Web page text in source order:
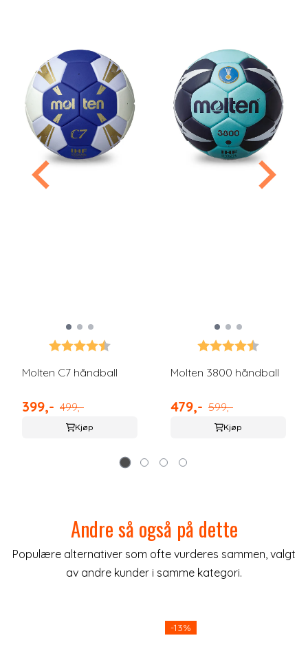
Karakter:
Molten C7 håndball
399,- 499,-
Kjøp
Karakter:
Molten 3800 håndball
479,- 599,-
Kjøp
Andre så også på dette
Populære alternativer som ofte vurderes sammen, valgt
av andre kunder i samme kategori.
-13%